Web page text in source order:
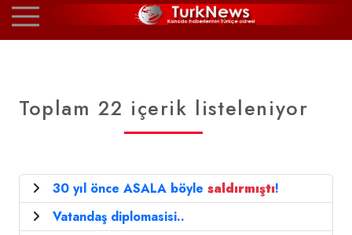
Toplam 22 içerik listeleniyor
30 yıl önce ASALA böyle saldırmıştı!
Vatandaş diplomasisi..